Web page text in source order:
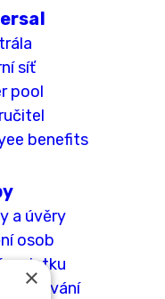
síť
pool
benefits
a úvěry
osob
majetku
×